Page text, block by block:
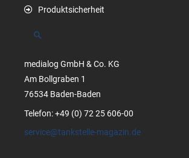
Produktsicherheit
Suchen
medialog GmbH & Co. KG
Am Bollgraben 1
76534 Baden-Baden
Telefon: +49 (0) 72 25 606-00
service@tankstelle-magazin.de